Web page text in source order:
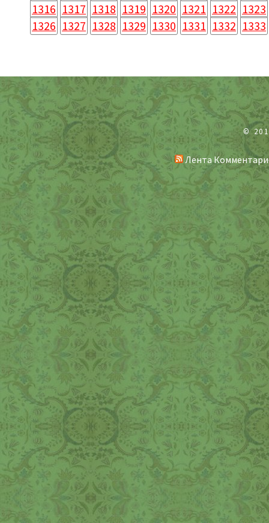
1316 1317 1318 1319 1320 1321 1322 1323
1326 1327 1328 1329 1330 1331 1332 1333
©
Лента